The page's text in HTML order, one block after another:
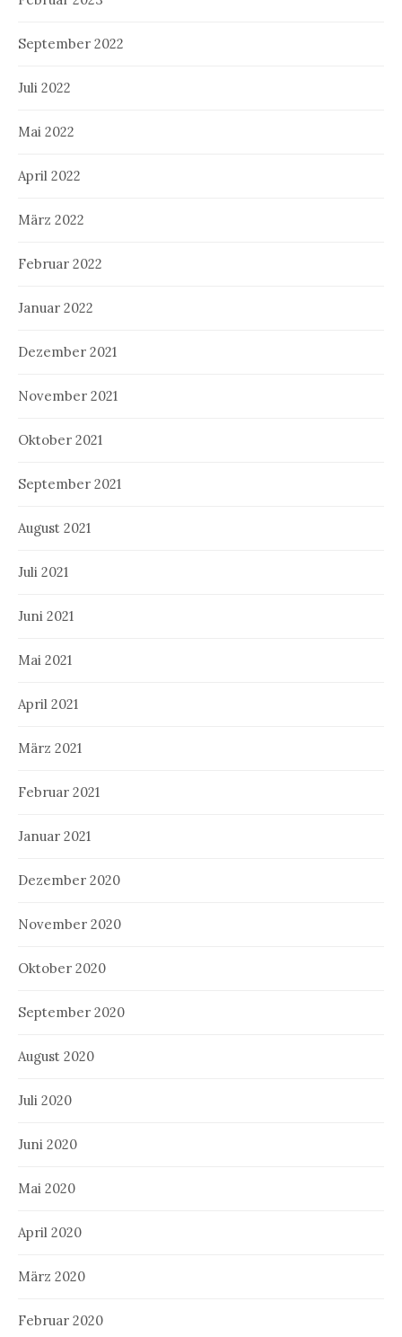
September 2022
Juli 2022
Mai 2022
April 2022
März 2022
Februar 2022
Januar 2022
Dezember 2021
November 2021
Oktober 2021
September 2021
August 2021
Juli 2021
Juni 2021
Mai 2021
April 2021
März 2021
Februar 2021
Januar 2021
Dezember 2020
November 2020
Oktober 2020
September 2020
August 2020
Juli 2020
Juni 2020
Mai 2020
April 2020
März 2020
Februar 2020